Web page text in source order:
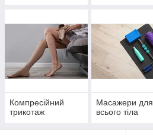
Компресійний
трикотаж
Масажери для
всього тіла